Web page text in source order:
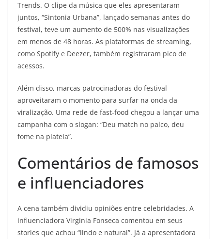
Trends. O clipe da música que eles apresentaram
juntos, “Sintonia Urbana”, lançado semanas antes do
festival, teve um aumento de 500% nas visualizações
em menos de 48 horas. As plataformas de streaming,
como Spotify e Deezer, também registraram pico de
acessos.
Além disso, marcas patrocinadoras do festival
aproveitaram o momento para surfar na onda da
viralização. Uma rede de fast-food chegou a lançar uma
campanha com o slogan: “Deu match no palco, deu
fome na plateia”.
Comentários de famosos
e influenciadores
A cena também dividiu opiniões entre celebridades. A
influenciadora Virginia Fonseca comentou em seus
stories que achou “lindo e natural”. Já a apresentadora